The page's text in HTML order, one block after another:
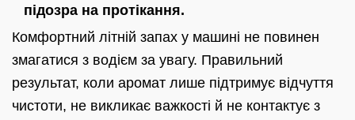
підозра на протікання.
Комфортний літній запах у машині не повинен
змагатися з водієм за увагу. Правильний
результат, коли аромат лише підтримує відчуття
чистоти, не викликає важкості й не контактує з